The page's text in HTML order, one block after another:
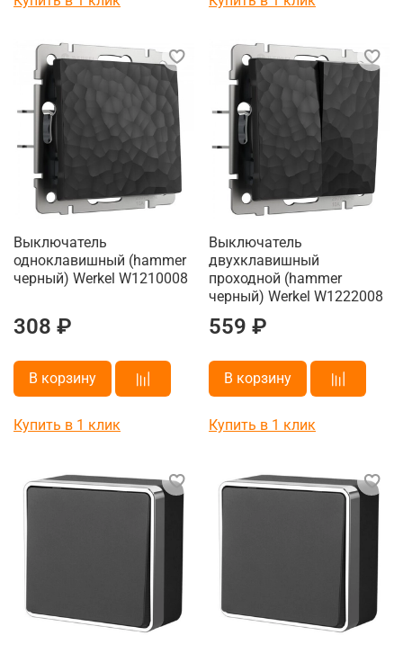
Выключатель
одноклавишный (hammer
черный) Werkel W1210008
308 ₽
В корзину
Купить в 1 клик
Выключатель
двухклавишный
проходной (hammer
черный) Werkel W1222008
559 ₽
В корзину
Купить в 1 клик